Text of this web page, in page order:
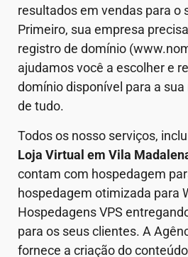
resultados em vendas para o
Primeiro, sua empresa
registro de domínio
ajudamos você a escolher e
domínio disponível para a
de tudo.
Todos os nosso serviços,
Loja Virtual em Vila
contam com hospedagem
hospedagem otimizada para
Hospedagens VPS
para os seus clientes. A
fornece a criação do